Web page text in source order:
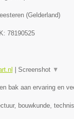
(Gelderland)
78190525
Screenshot ▼
bak aan ervaring en
bouwkunde,